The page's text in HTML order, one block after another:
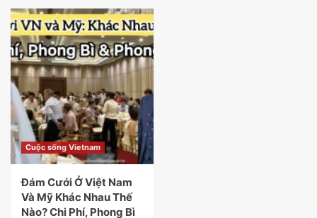
Cuộc sống Vietnam
Đám Cưới Ở Việt Nam
Và Mỹ Khác Nhau Thế
Nào? Chi Phí, Phong Bì